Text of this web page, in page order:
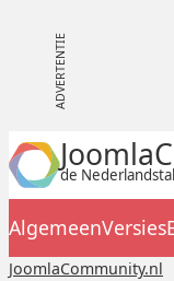
de
AlgemeenVersies
JoomlaCommunity.nl